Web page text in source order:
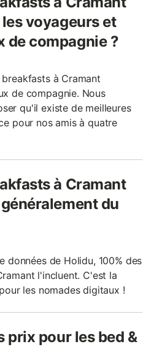
voyageurs et
de compagnie ?
à Cramant
de compagnie. Nous
qu'il existe de meilleures
pour nos amis à quatre
à Cramant
du
données de Holidu, 100% des
l'incluent. C'est la
les nomades digitaux !
prix pour les bed &